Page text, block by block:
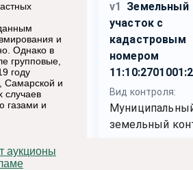
и
Однако в
групповые,
году
Самарской и
случаев
газами и